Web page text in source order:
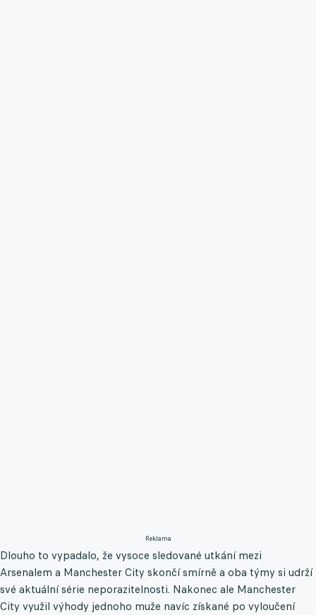
Reklama
Dlouho to vypadalo, že vysoce sledované utkání mezi
Arsenalem a Manchester City skončí smírně a oba týmy si udrží
své aktuální série neporazitelnosti. Nakonec ale Manchester
City využil výhody jednoho muže navíc získané po vyloučení